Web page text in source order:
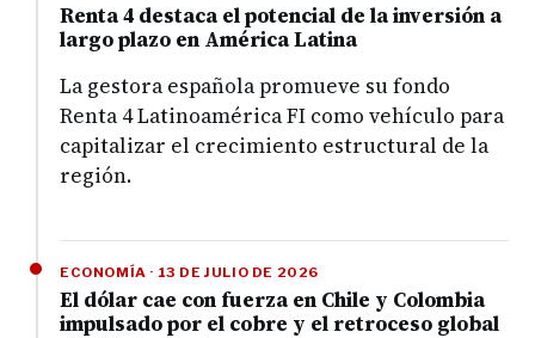
Renta 4 destaca el potencial de la inversión a
largo plazo en América Latina
La gestora española promueve su fondo
Renta 4 Latinoamérica FI como vehículo para
capitalizar el crecimiento estructural de la
región.
ECONOMÍA · 13 DE JULIO DE 2026
El dólar cae con fuerza en Chile y Colombia
impulsado por el cobre y el retroceso global